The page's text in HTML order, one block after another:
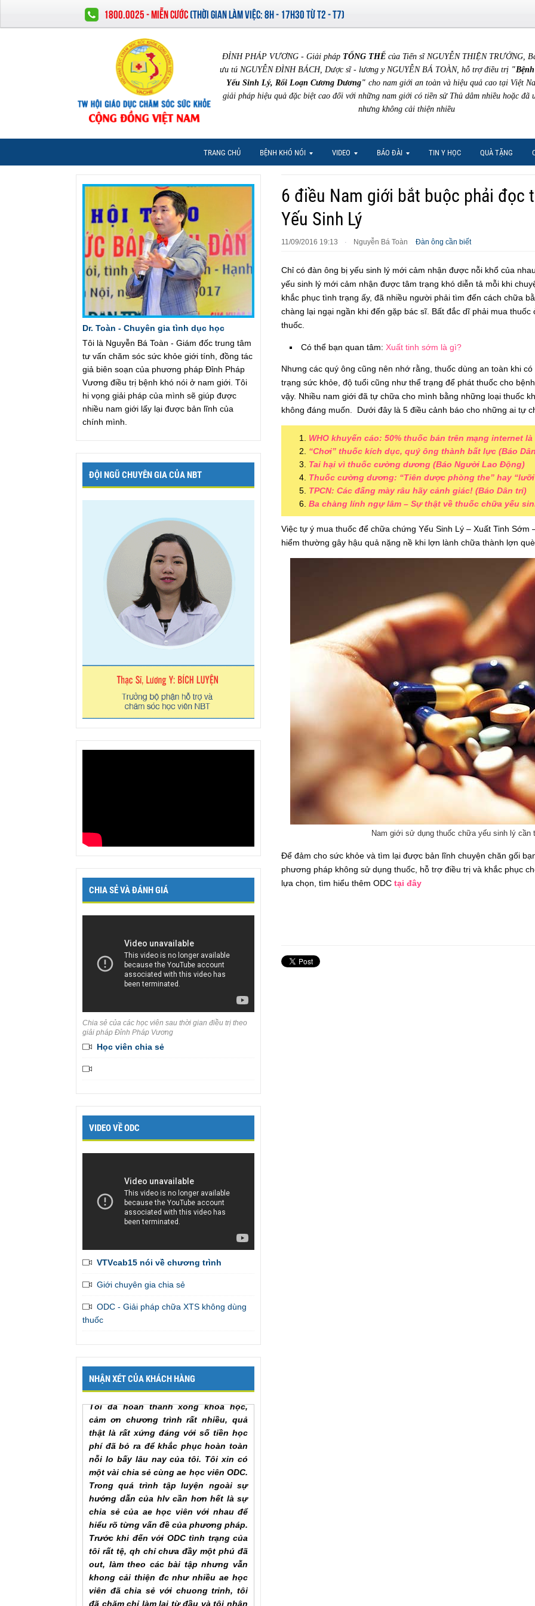
1800.0025 - MIỄN CƯỚC(THỜI GIAN LÀM VIỆC:8H - 17H30 TỪ T2 - T7)
ĐỈNH PHÁP VƯƠNG - Giải pháp TỔNG THỂcủa Tiến sĩ NGUYỄN THIỆN TRƯỞNG,
ưu tú NGUYỄN ĐÌNH BÁCH, Dược sĩ - lương y NGUYỄN BÁ TOÀN, hỗ trợ điều trị
Yếu Sinh Lý, Rối Loạn Cương Dương" cho nam giới an toàn và hiệu quả cao tại Việt
giải pháp hiệu quả đặc biệt cao đối với những nam giới có tiền sử Thủ dâm nhiều hoặc đã
nhưng không cải thiện nhiều
TRANG CHỦ BỆNH KHÓ NÓI VIDEO BÁO ĐÀI TIN Y HỌC QUÀ TẶNG
6 điều Nam giới bắt buộc phải đọc
Yếu Sinh Lý
11/09/2016 19:13 · Nguyễn Bá Toàn Đàn ông cần biết
Chỉ có đàn ông bị yếu sinh lý mới cảm nhận được nỗi khổ của
yếu sinh lý mới cảm nhận được tâm trạng khó diễn tả mỗi khi
khắc phục tình trạng ấy, đã nhiều người phải tìm đến cách chữa
chàng lại ngại ngần khi đến gặp bác sĩ. Bất đắc dĩ phải mua
thuốc.
Có thể bạn quan tâm: Xuất tinh sớm là gì?
Nhưng các quý ông cũng nên nhớ rằng, thuốc dùng an toàn khi
trạng sức khỏe, độ tuổi cũng như thể trạng để phát thuốc cho
vậy. Nhiều nam giới đã tự chữa cho mình bằng những loại thuốc
không đáng muốn. Dưới đây là 5 điều cảnh báo cho những ai tự
WHO khuyến cáo: 50% thuốc bán trên mạng internet
“Chơi” thuốc kích dục, quý ông thành bất lực (Báo
Tai hại vì thuốc cường dương (Báo Người Lao Động)
Thuốc cường dương: “Tiên dược phòng the” hay
TPCN: Các đấng mày râu hãy cảnh giác! (Báo Dân trí)
Ba chàng lính ngự lâm – Sự thật về thuốc chữa yếu
Việc tự ý mua thuốc để chữa chứng Yếu Sinh Lý – Xuất Tinh
hiểm thường gây hậu quả nặng nề khi lợn lành chữa thành lợn
Nam giới sử dụng thuốc chữa yếu sinh lý cần
Để đảm cho sức khỏe và tìm lại được bản lĩnh chuyện chăn gối
phương pháp không sử dụng thuốc, hỗ trợ điều trị và khắc phục
lựa chọn, tìm hiểu thêm ODC tại đây
Dr. Toàn - Chuyên gia tình dục học
Tôi là Nguyễn Bá Toàn - Giám đốc trung tâm
tư vấn chăm sóc sức khỏe giới tính, đồng tác
giả biên soạn của phương pháp Đỉnh Pháp
Vương điều trị bệnh khó nói ở nam giới. Tôi
hi vọng giải pháp của mình sẽ giúp được
nhiều nam giới lấy lại được bản lĩnh của
chính mình.
ĐỘI NGŨ CHUYÊN GIA CỦA NBT
CHIA SẺ VÀ ĐÁNH GIÁ
Chia sẻ của các học viên sau thời gian điều trị theo
giải pháp Đỉnh Pháp Vương
Học viên chia sẻ
VIDEO VỀ ODC
VTVcab15 nói về chương trình
Giới chuyên gia chia sẻ
ODC - Giải pháp chữa XTS không dùng
thuốc
NHẬN XÉT CỦA KHÁCH HÀNG
thành công vượt bậc trên giường,
admin gởi tiếp giúp em những bài tập còn
Mr. Khang, Lâm Đồng
Tôi đã hoàn thành xong khoá học,
cảm ơn chương trình rất nhiều, quả
thật là rất xứng đáng với số tiền học
phí đã bỏ ra để khắc phục hoàn toàn
nỗi lo bấy lâu nay của tôi. Tôi xin có
một vài chia sẻ cùng ae học viên ODC.
Trong quá trình tập luyện ngoài sự
hướng dẫn của hlv cần hơn hết là sự
chia sẻ của ae học viên với nhau để
hiểu rõ từng vấn đề của phương pháp.
Trước khi đến với ODC tình trạng của
tôi rất tệ, qh chỉ chưa đầy một phú đã
out, làm theo các bài tập nhưng vẫn
khong cải thiện đc như nhiều ae học
viên đã chia sẻ với chuong trinh, tôi
đã chăm chỉ làm lại từ đầu và tôi nhận
ra ... , lúc này cũng giống như khi đã